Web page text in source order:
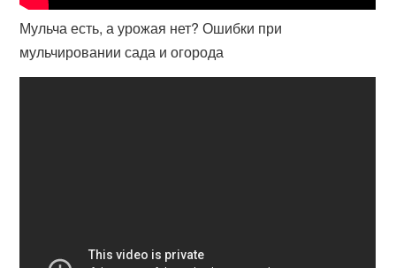
Мульча есть, а урожая нет? Ошибки при
мульчировании сада и огорода